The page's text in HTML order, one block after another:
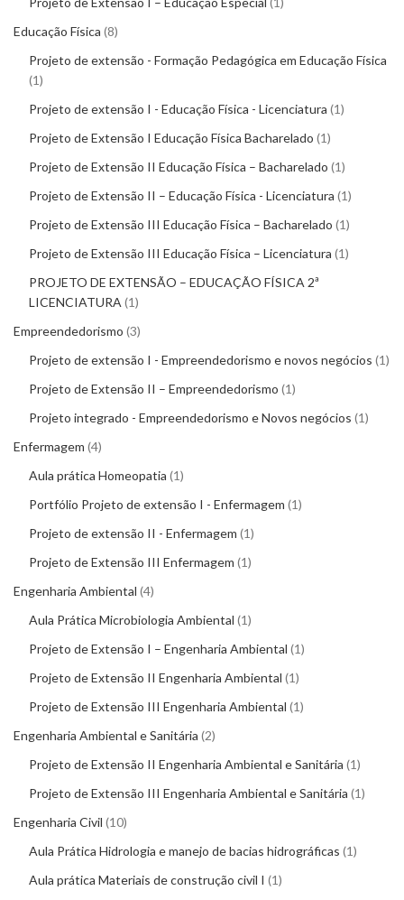
Educação Física 8
Projeto de extensão - Formação Pedagógica em Educação Física
1
Projeto de extensão I - Educação Física - Licenciatura 1
Projeto de Extensão I Educação Física Bacharelado 1
Projeto de Extensão II Educação Física – Bacharelado 1
Projeto de Extensão II – Educação Física - Licenciatura 1
Projeto de Extensão III Educação Física – Bacharelado 1
Projeto de Extensão III Educação Física – Licenciatura 1
PROJETO DE EXTENSÃO – EDUCAÇÃO FÍSICA 2ª
LICENCIATURA 1
Empreendedorismo 3
Projeto de extensão I - Empreendedorismo e novos negócios 1
Projeto de Extensão II – Empreendedorismo 1
Projeto integrado - Empreendedorismo e Novos negócios 1
Enfermagem 4
Aula prática Homeopatia 1
Portfólio Projeto de extensão I - Enfermagem 1
Projeto de extensão II - Enfermagem 1
Projeto de Extensão III Enfermagem 1
Engenharia Ambiental 4
Aula Prática Microbiologia Ambiental 1
Projeto de Extensão I – Engenharia Ambiental 1
Projeto de Extensão II Engenharia Ambiental 1
Projeto de Extensão III Engenharia Ambiental 1
Engenharia Ambiental e Sanitária 2
Projeto de Extensão II Engenharia Ambiental e Sanitária 1
Projeto de Extensão III Engenharia Ambiental e Sanitária 1
Engenharia Civil 10
Aula Prática Hidrologia e manejo de bacias hidrográficas 1
Aula prática Materiais de construção civil I 1